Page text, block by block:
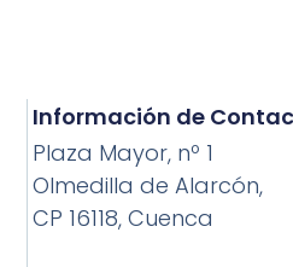
Información de
Plaza Mayor, nº 1
Olmedilla de Alarcón,
CP 16118, Cuenca